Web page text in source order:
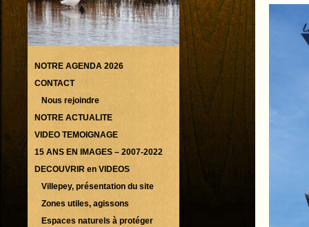
NOTRE AGENDA 2026
CONTACT
Nous rejoindre
NOTRE ACTUALITE
VIDEO TEMOIGNAGE
15 ANS EN IMAGES – 2007-2022
DECOUVRIR en VIDEOS
Villepey, présentation du site
Zones utiles, agissons
Espaces naturels à protéger